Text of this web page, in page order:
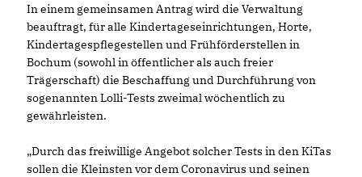
In einem gemeinsamen Antrag wird die Verwaltung
beauftragt, für alle Kindertageseinrichtungen, Horte,
Kindertagespflegestellen und Frühförderstellen in
Bochum (sowohl in öffentlicher als auch freier
Trägerschaft) die Beschaffung und Durchführung von
sogenannten Lolli-Tests zweimal wöchentlich zu
gewährleisten.
Durch das freiwillige Angebot solcher Tests in den KiTas
sollen die Kleinsten vor dem Coronavirus und seinen